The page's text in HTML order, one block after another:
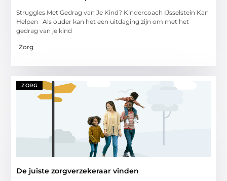
Struggles Met Gedrag van Je Kind? Kindercoach IJsselstein Kan
Helpen Als ouder kan het een uitdaging zijn om met het
gedrag van je kind
Zorg
ZORG
De juiste zorgverzekeraar vinden